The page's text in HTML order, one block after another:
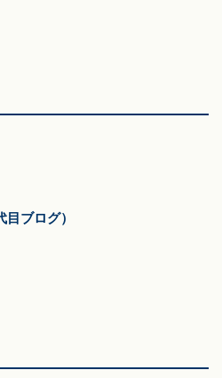
ブログ）